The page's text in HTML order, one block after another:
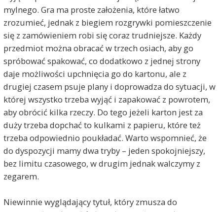
mylnego. Gra ma proste założenia, które łatwo
zrozumieć, jednak z biegiem rozgrywki pomieszczenie
się z zamówieniem robi się coraz trudniejsze. Każdy
przedmiot można obracać w trzech osiach, aby go
spróbować spakować, co dodatkowo z jednej strony
daje możliwości upchnięcia go do kartonu, ale z
drugiej czasem psuje plany i doprowadza do sytuacji, w
której wszystko trzeba wyjąć i zapakować z powrotem,
aby obrócić kilka rzeczy. Do tego jeżeli karton jest za
duży trzeba dopchać to kulkami z papieru, które też
trzeba odpowiednio poukładać. Warto wspomnieć, że
do dyspozycji mamy dwa tryby – jeden spokojniejszy,
bez limitu czasowego, w drugim jednak walczymy z
zegarem.
Niewinnie wyglądający tytuł, który zmusza do